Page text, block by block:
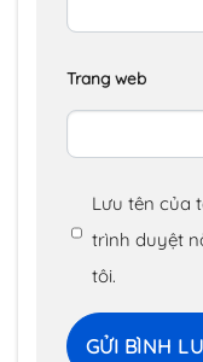
Trang web
Lưu tên của
trình duyệt
tôi.